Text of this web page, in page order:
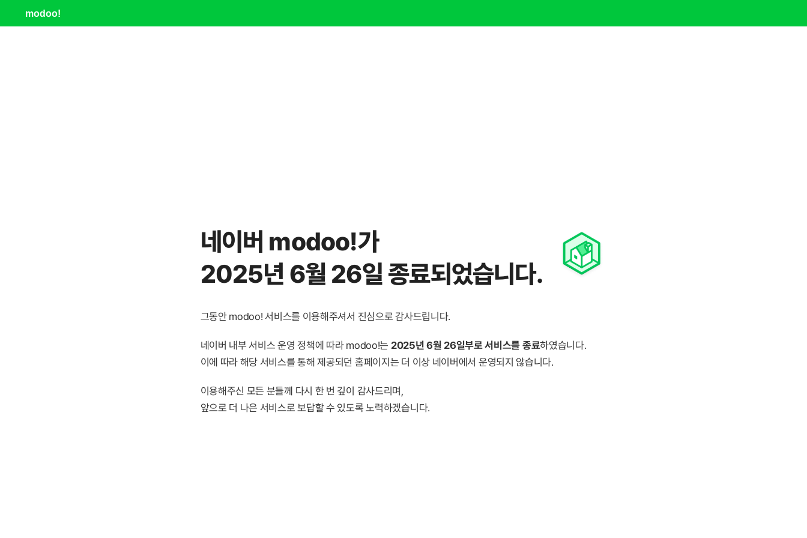
modoo!
네이버 modoo!가
2025년 6월 26일 종료되었습니다.
그동안 modoo! 서비스를 이용해주셔서 진심으로 감사드립니다.
네이버 내부 서비스 운영 정책에 따라 modoo!는 2025년 6월 26일부로 서비스를 종료하였습니다.
이에 따라 해당 서비스를 통해 제공되던 홈페이지는 더 이상 네이버에서 운영되지 않습니다.
이용해주신 모든 분들께 다시 한 번 깊이 감사드리며,
앞으로 더 나은 서비스로 보답할 수 있도록 노력하겠습니다.